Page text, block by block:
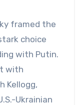
framed the
choice
with Putin.
with
Kellogg,
Ukrainian